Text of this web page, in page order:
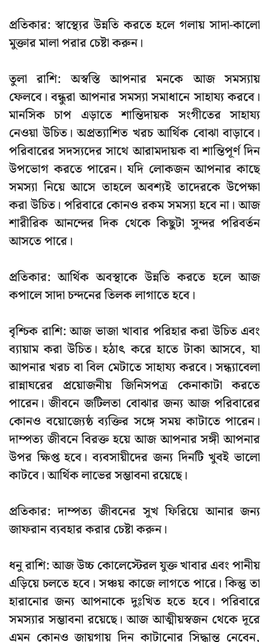
প্রতিকার: স্বাস্থ্যের উন্নতি করতে হলে গলায় সাদা-কালো
মুক্তার মালা পরার চেষ্টা করুন।
তুলা রাশি: অস্বস্তি আপনার মনকে আজ সমস্যায়
ফেলবে। বন্ধুরা আপনার সমস্যা সমাধানে সাহায্য করবে।
মানসিক চাপ এড়াতে শান্তিদায়ক সংগীতের সাহায্য
নেওয়া উচিত। অপ্রত্যাশিত খরচ আর্থিক বোঝা বাড়াবে।
পরিবারের সদস্যদের সাথে আরামদায়ক বা শান্তিপূর্ণ দিন
উপভোগ করতে পারেন। যদি লোকজন আপনার কাছে
সমস্যা নিয়ে আসে তাহলে অবশ্যই তাদেরকে উপেক্ষা
করা উচিত। পরিবারে কোনও রকম সমস্যা হবে না। আজ
শারীরিক আনন্দের দিক থেকে কিছুটা সুন্দর পরিবর্তন
আসতে পারে।
প্রতিকার: আর্থিক অবস্থাকে উন্নতি করতে হলে আজ
কপালে সাদা চন্দনের তিলক লাগাতে হবে।
বৃশ্চিক রাশি: আজ ভাজা খাবার পরিহার করা উচিত এবং
ব্যায়াম করা উচিত। হঠাৎ করে হাতে টাকা আসবে, যা
আপনার খরচ বা বিল মেটাতে সাহায্য করবে। সন্ধ্যাবেলা
রান্নাঘরের প্রয়োজনীয় জিনিসপত্র কেনাকাটা করতে
পারেন। জীবনে জটিলতা বোঝার জন্য আজ পরিবারের
কোনও বয়োজ্যেষ্ঠ ব্যক্তির সঙ্গে সময় কাটাতে পারেন।
দাম্পত্য জীবনে বিরক্ত হয়ে আজ আপনার সঙ্গী আপনার
উপর ক্ষিপ্ত হবে। ব্যবসায়ীদের জন্য দিনটি খুবই ভালো
কাটবে। আর্থিক লাভের সম্ভাবনা রয়েছে।
প্রতিকার: দাম্পত্য জীবনের সুখ ফিরিয়ে আনার জন্য
জাফরান ব্যবহার করার চেষ্টা করুন।
ধনু রাশি: আজ উচ্চ কোলেস্টেরল যুক্ত খাবার এবং পানীয়
এড়িয়ে চলতে হবে। সঞ্চয় কাজে লাগতে পারে। কিন্তু তা
হারানোর জন্য আপনাকে দুঃখিত হতে হবে। পরিবারে
সমস্যার সম্ভাবনা রয়েছে। আজ আত্মীয়স্বজন থেকে দূরে
এমন কোনও জায়গায় দিন কাটানোর সিদ্ধান্ত নেবেন,